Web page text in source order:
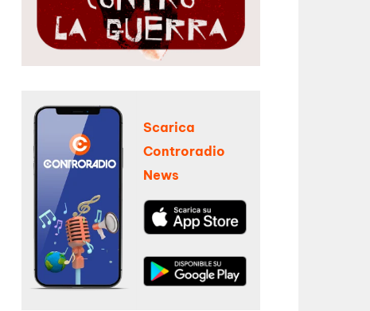
Scarica
Controradio
News